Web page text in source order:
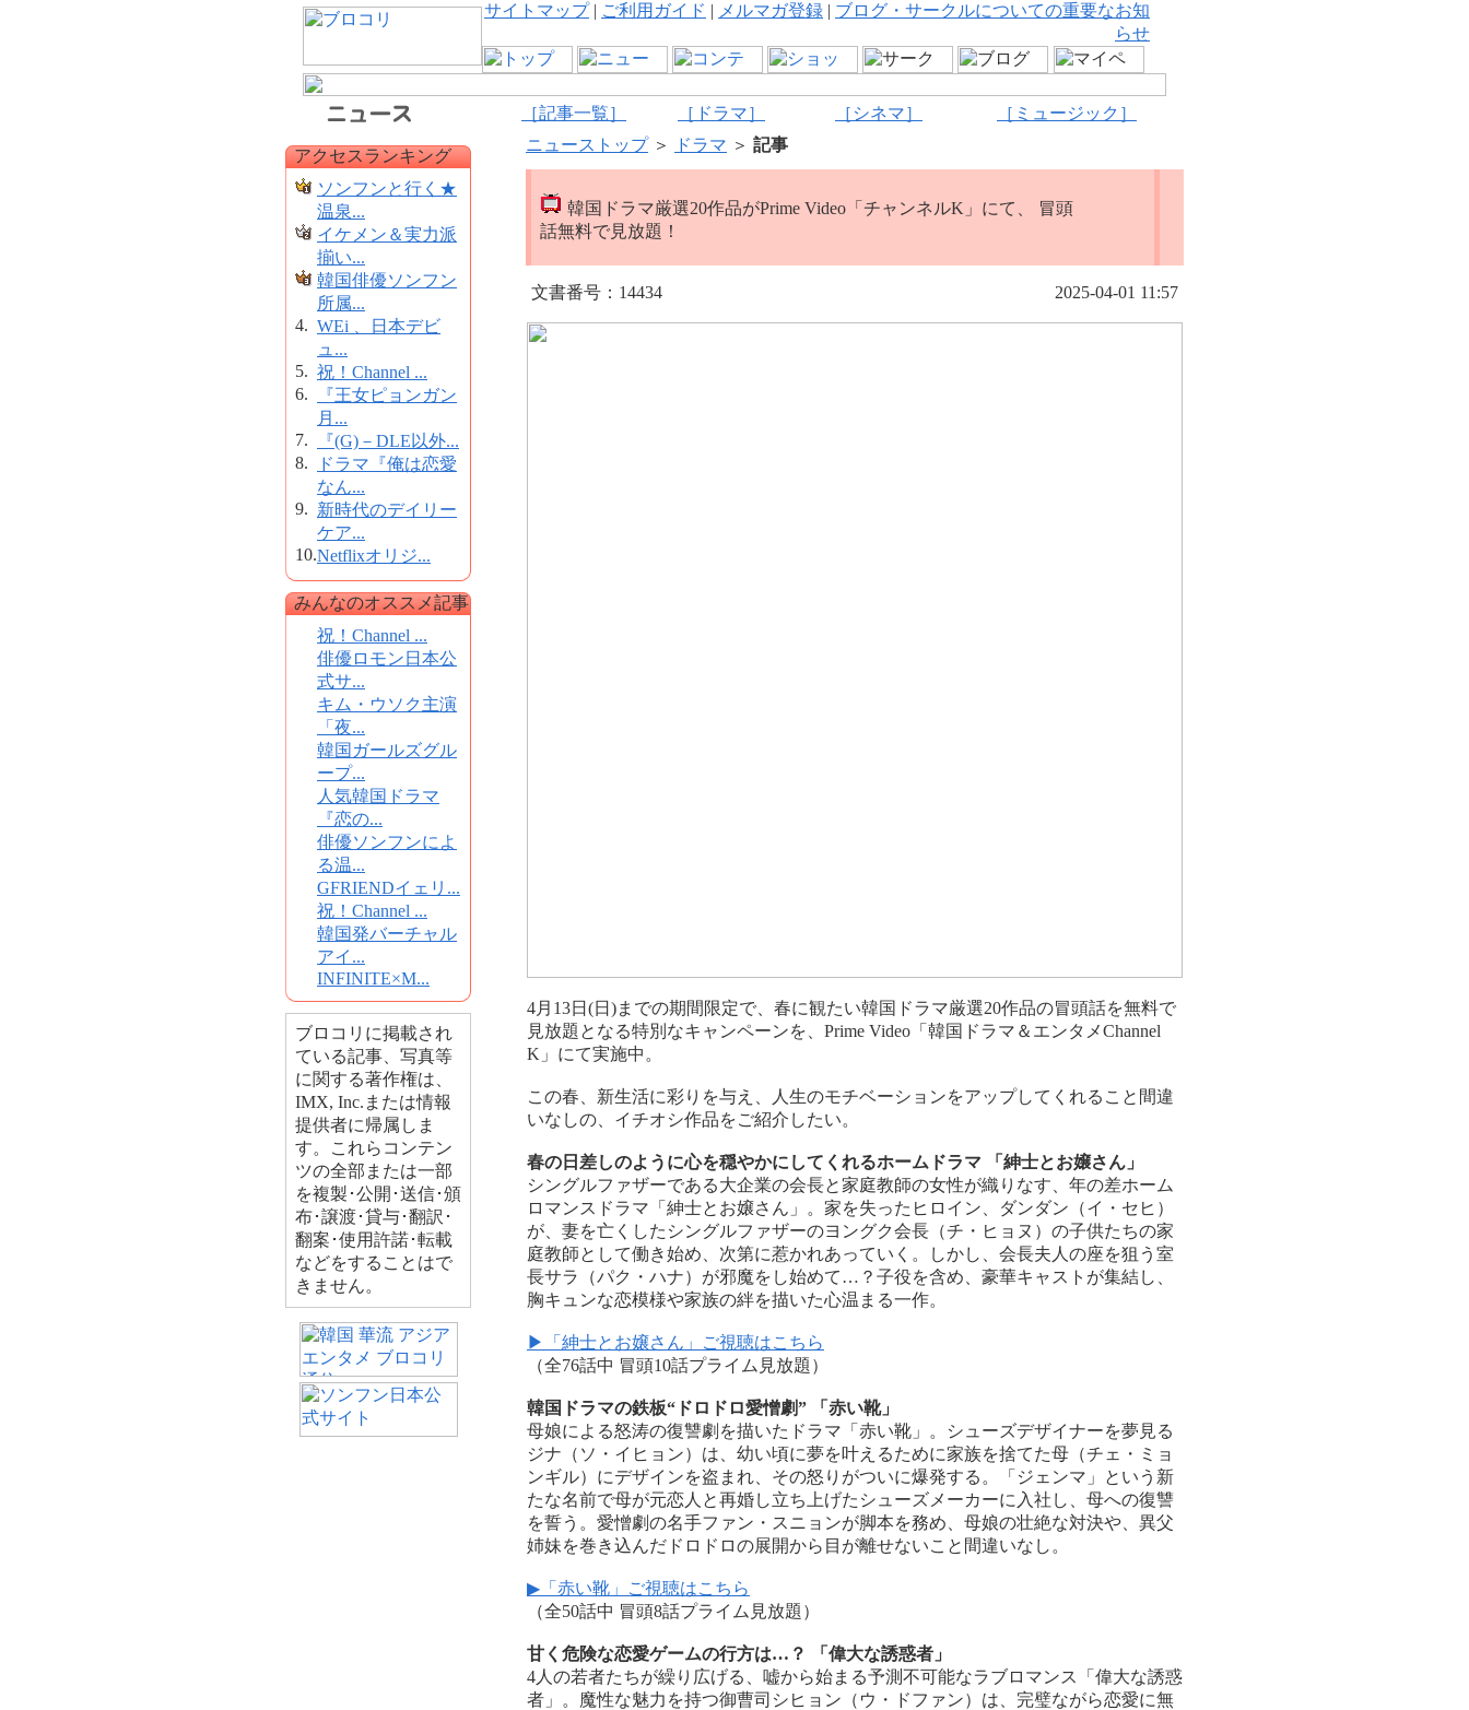
サイトマップ| ご利用ガイド | メルマガ登録 | ブログ・サークルについての重要なお知
らせ
［記事一覧］ ［ドラマ］ ［シネマ］ ［ミュージック］
アクセスランキング
ソンフンと行く★
温泉...
イケメン＆実力派
揃い...
韓国俳優ソンフン
所属...
4. WEi 、日本デビ
ュ...
5. 祝！Channel ...
6.
『王女ピョンガン
月...
7.
『(G)－DLE以外...
8.
ドラマ『俺は恋愛
なん...
9. 新時代のデイリー
ケア...
10.Netflixオリジ...
みんなのオススメ記事
祝！Channel ...
俳優ロモン日本公
式サ...
キム・ウソク主演
「夜...
韓国ガールズグル
ープ...
人気韓国ドラマ
『恋の...
俳優ソンフンによ
る温...
GFRIENDイェリ...
祝！Channel ...
韓国発バーチャル
アイ...
INFINITE×M...
ブロコリに掲載され
ている記事、写真等
に関する著作権は、
IMX, Inc.または情報
提供者に帰属しま
す。これらコンテン
ツの全部または一部
を複製･公開･送信･頒
布･譲渡･貸与･翻訳･
翻案･使用許諾･転載
などをすることはで
きません。
ニューストップ＞ ドラマ ＞ 記事
韓国ドラマ厳選20作品がPrime Video「チャンネルK」にて、 冒頭
話無料で見放題！
文書番号：14434 2025-04-01 11:57
4月13日(日)までの期間限定で、春に観たい韓国ドラマ厳選20作品の冒頭話を無料で
見放題となる特別なキャンペーンを、Prime Video「韓国ドラマ＆エンタメChannel
K」にて実施中。
この春、新生活に彩りを与え、人生のモチベーションをアップしてくれること間違
いなしの、イチオシ作品をご紹介したい。
春の日差しのように心を穏やかにしてくれるホームドラマ 「紳士とお嬢さん」
シングルファザーである大企業の会長と家庭教師の女性が織りなす、年の差ホーム
ロマンスドラマ「紳士とお嬢さん」。家を失ったヒロイン、ダンダン（イ・セヒ）
が、妻を亡くしたシングルファザーのヨングク会長（チ・ヒョヌ）の子供たちの家
庭教師として働き始め、次第に惹かれあっていく。しかし、会長夫人の座を狙う室
長サラ（パク・ハナ）が邪魔をし始めて…？子役を含め、豪華キャストが集結し、
胸キュンな恋模様や家族の絆を描いた心温まる一作。
▶「紳士とお嬢さん」ご視聴はこちら
（全76話中 冒頭10話プライム見放題）
韓国ドラマの鉄板“ドロドロ愛憎劇” 「赤い靴」
母娘による怒涛の復讐劇を描いたドラマ「赤い靴」。シューズデザイナーを夢見る
ジナ（ソ・イヒョン）は、幼い頃に夢を叶えるために家族を捨てた母（チェ・ミョ
ンギル）にデザインを盗まれ、その怒りがついに爆発する。「ジェンマ」という新
たな名前で母が元恋人と再婚し立ち上げたシューズメーカーに入社し、母への復讐
を誓う。愛憎劇の名手ファン・スニョンが脚本を務め、母娘の壮絶な対決や、異父
姉妹を巻き込んだドロドロの展開から目が離せないこと間違いなし。
▶「赤い靴」ご視聴はこちら
（全50話中 冒頭8話プライム見放題）
甘く危険な恋愛ゲームの行方は…？ 「偉大な誘惑者」
4人の若者たちが繰り広げる、嘘から始まる予測不可能なラブロマンス「偉大な誘惑
者」。魔性な魅力を持つ御曹司シヒョン（ウ・ドファン）は、完璧ながら恋愛に無